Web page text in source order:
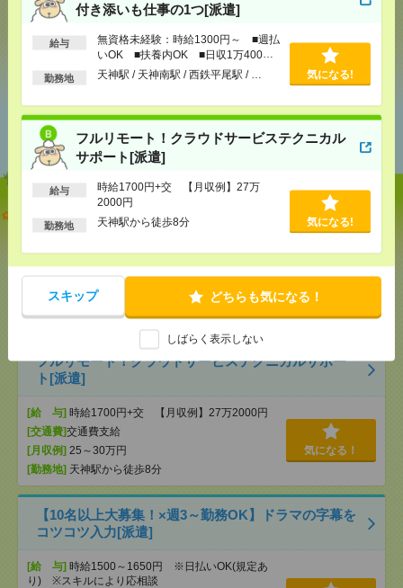
付き添いも仕事の1つ[派遣]
給与
無資格未経験：時給1300円～ ■週払
いOK ■扶養内OK ■日収1万400円
以上
勤務地 天神駅 / 天神南駅 / 西鉄平尾駅 / … 気になる!
フルリモート！クラウドサービステクニカル
サポート[派遣]
給与
時給1700円+交 【月収例】27万
2000円
勤務地 天神駅から徒歩8分 気になる!
スキップ どちらも気になる！
しばらく表示しない
シェア ツイート ブックマーク
あなたの閲覧履歴からの
おすすめ
【オープニング募集】おばあちゃんのお散歩付き添
いも仕事の1つ[派遣]
[給 与]無資格未経験：時給1300円～ ■週払い
OK ■扶養内OK ■日収1万400円以上
[交通費]交通費全額支給（ガソリン代もOK！）
[勤務地]天神駅/天神南駅/西鉄平尾駅/…
気になる！
フルリモート！クラウドサービステクニカルサポー
ト[派遣]
[給 与] 時給1700円+交 【月収例】27万2000円
[交通費]交通費支給
[月収例] 25～30万円
[勤務地] 天神駅から徒歩8分
気になる！
【10名以上大募集！×週3～勤務OK】ドラマの字幕を
コツコツ入力[派遣]
[給 与] 時給1500～1650円 ※日払いOK(規定あ
り) ※スキルにより応相談